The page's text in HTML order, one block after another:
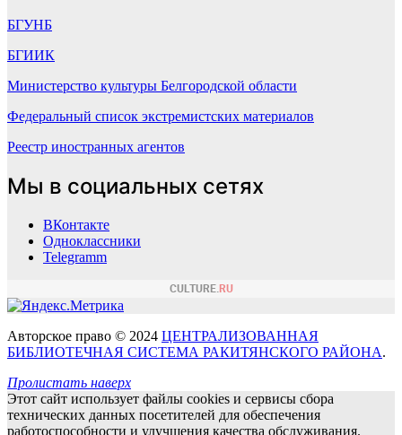
БГУНБ
БГИИК
Министерство культуры Белгородской области
Федеральный список экстремистских материалов
Реестр иностранных агентов
Мы в социальных сетях
ВКонтакте
Одноклассники
Telegramm
Авторское право © 2024 ЦЕНТРАЛИЗОВАННАЯ
БИБЛИОТЕЧНАЯ СИСТЕМА РАКИТЯНСКОГО РАЙОНА.
Пролистать наверх
Этот сайт использует файлы cookies и сервисы сбора
технических данных посетителей для обеспечения
работоспособности и улучшения качества обслуживания.